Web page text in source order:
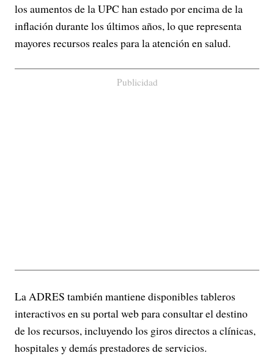
los aumentos de la UPC han estado por encima de la
inflación durante los últimos años, lo que representa
mayores recursos reales para la atención en salud.
Publicidad
La ADRES también mantiene disponibles tableros
interactivos en su portal web para consultar el destino
de los recursos, incluyendo los giros directos a clínicas,
hospitales y demás prestadores de servicios.